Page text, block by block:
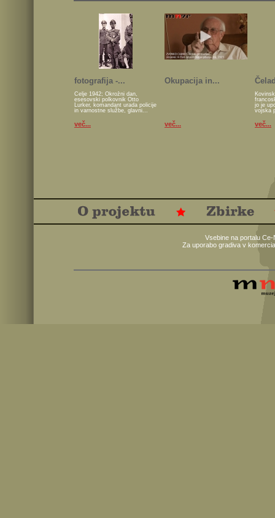
fotografija -...
Celje 1942; Okrožni dan,
esesovski polkovnik Otto
Lurker, komandant urada policije
in varnostne službe, glavni...
več...
Okupacija in...
več...
jo je
vojska
več...
Vsebine na portalu
Za uporabo gradiva v